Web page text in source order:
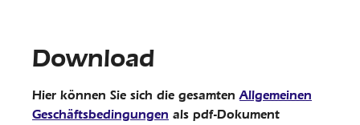
Download
Hier können Sie sich die gesamtenAllgemeinen
Geschäftsbedingungen als pdf-Dokument